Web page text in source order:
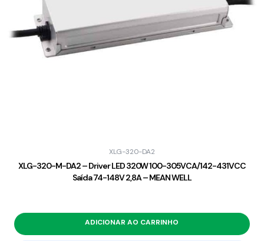
XLG-320-DA2
XLG-320-M-DA2 – Driver LED 320W 100-305VCA/142-431VCC
Saída 74-148V 2,8A – MEAN WELL
ADICIONAR AO CARRINHO